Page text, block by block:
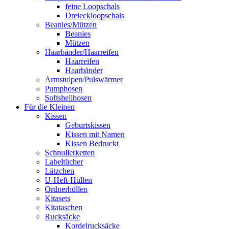
feine Loopschals
Dreieckloopschals
Beanies/Mützen
Beanies
Mützen
Haarbänder/Haarreifen
Haarreifen
Haarbänder
Armstulpen/Pulswärmer
Pumphosen
Softshellhosen
Für die Kleinen
Kissen
Geburtskissen
Kissen mit Namen
Kissen Bedruckt
Schnullerketten
Labeltücher
Lätzchen
U-Heft-Hüllen
Ordnerhüllen
Kitasets
Kitataschen
Rucksäcke
Kordelrucksäcke